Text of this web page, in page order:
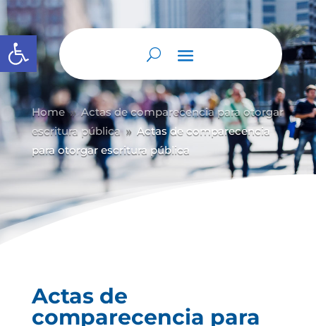
Abrir barra de herramientas
Home 9 Actas de comparecencia para otorgar
escritura pública
9 Actas de comparecencia
para otorgar escritura pública
Actas de
comparecencia para